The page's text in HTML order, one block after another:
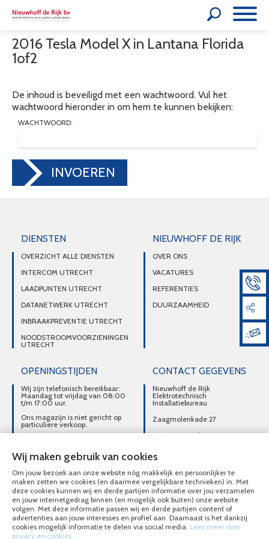
2016 Tesla Model X in Lantana Florida
1of2
De inhoud is beveiligd met een wachtwoord. Vul het
wachtwoord hieronder in om hem te kunnen bekijken:
WACHTWOORD:
INVOEREN
DIENSTEN
OVERZICHT ALLE DIENSTEN
INTERCOM UTRECHT
LAADPUNTEN UTRECHT
DATANETWERK UTRECHT
INBRAAKPREVENTIE UTRECHT
NOODSTROOMVOORZIENINGEN
UTRECHT
NIEUWHOFF DE RIJK
OVER ONS
VACATURES
REFERENTIES
DUURZAAMHEID
OPENINGSTIJDEN
Wij zijn telefonisch bereikbaar:
Maandag tot vrijdag van 08:00
t/m 17:00 uur.
Ons magazijn is niet gericht op
particuliere verkoop.
contact.
CONTACT GEGEVENS
Nieuwhoff de Rijk
Elektrotechnisch
Installatiebureau
Zaagmolenkade 27
3515 AC Utrecht
DIRECT CONTACT
OPNEMEN
030-2716496
MAIL ONS
Wij maken gebruik van cookies
Om jouw bezoek aan onze website nóg makkelijk en persoonlijker te
maken zetten we cookies (en daarmee vergelijkbare technieken) in. Met
deze cookies kunnen wij en derde partijen informatie over jou verzamelen
en jouw internetgedrag binnen (en mogelijk ook buiten) onze website
volgen. Met deze informatie passen wij en derde partijen content of
advertenties aan jouw interesses en profiel aan. Daarnaast is het dankzij
cookies mogelijk informatie te delen via social media. Lees meer over
privacy en cookies.